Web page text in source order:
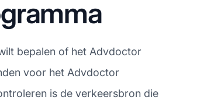
bepalen of het Advdoctor
voor het Advdoctor
is de verkeersbron die